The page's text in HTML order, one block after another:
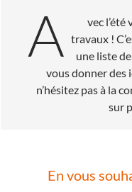
A
vec l’été
travaux !
une liste
vous donner des
n’hésitez pas à la
sur
En vous